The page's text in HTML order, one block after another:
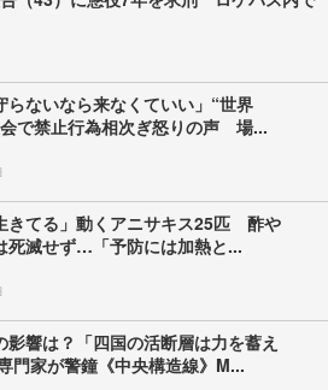
らないなら来なくていい」“世界
で禁止行為相次ぎ怒りの声 場...
きてる」動くアニサキス25匹 酢や
死滅せず…「予防には加熱と...
影響は？「四国の活断層は力を蓄え
門家が警鐘《中央構造線》M...